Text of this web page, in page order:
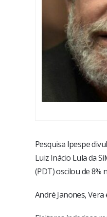
Pesquisa Ipespe
Luiz Inácio Lula da
(PDT) oscilou de 8%
André Janones,